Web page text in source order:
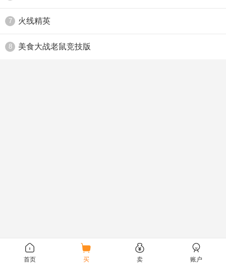
7 火线精英
8 美食大战老鼠竞技版
首页 买 卖 账户